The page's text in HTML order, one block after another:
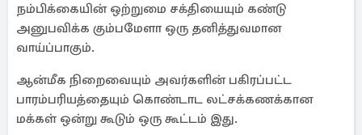
நம்பிக்கையின் ஒற்றுமை சக்தியையும் கண்டு
அனுபவிக்க கும்பமேளா ஒரு தனித்துவமான
வாய்ப்பாகும்.
ஆன்மீக நிறைவையும் அவர்களின் பகிரப்பட்ட
பாரம்பரியத்தையும் கொண்டாட லட்சக்கணக்கான
மக்கள் ஒன்று கூடும் ஒரு கூட்டம் இது.